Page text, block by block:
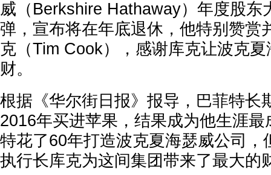
威（Berkshire Hathaway）年度股东
弹，宣布将在年底退休，他特别赞赏
克（Tim Cook），感谢库克让波克
财。
根据《华尔街日报》报导，巴菲特长
2016年买进苹果，结果成为他生涯
特花了60年打造波克夏海瑟威公司，
执行长库克为这间集团带来了最大的